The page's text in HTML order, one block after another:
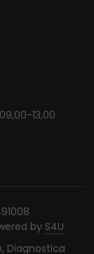
13,00
by S4U
Diagnostica